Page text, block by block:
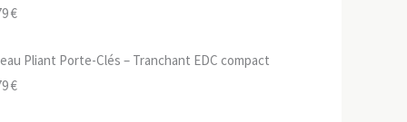
:
€Le
actuel
est :
Pliant Porte-Clés – Tranchant EDC compact
€Le